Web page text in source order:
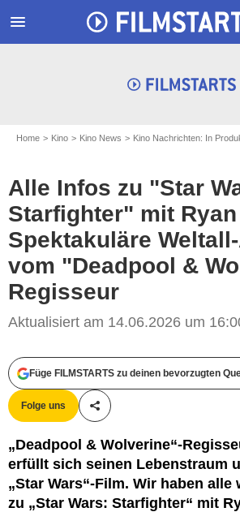
menu
Home Kino Kino News Kino Nachrichten: In
Alle Infos zu "Star
Starfighter" mit
Spektakuläre
vom "Deadpool &
Regisseur
Aktualisiert am 14.06.2026 um
Füge FILMSTARTS zu deinen bevorzugten
Folge uns
Teile diesen Artikel
„Deadpool & Wolverine“-
erfüllt sich seinen Lebenstraum
„Star Wars“-Film. Wir haben
zu „Star Wars: Starfighter“ mit